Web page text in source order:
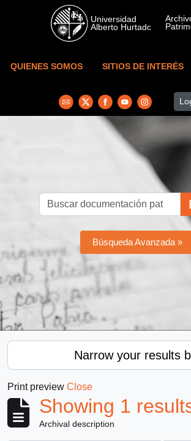
Skip to main content
QUIENES SOMOS SITIOS DE INTERÉS
Búsqueda Avanzada »
Narrow your results
Print preview Close
Showing 1
Archival description